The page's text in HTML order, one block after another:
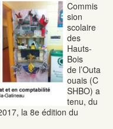
Commis
sion
scolaire
des
Hauts-
Bois
de l’Outa
ouais (C
SHBO) a
tenu, du
la 8e édition du